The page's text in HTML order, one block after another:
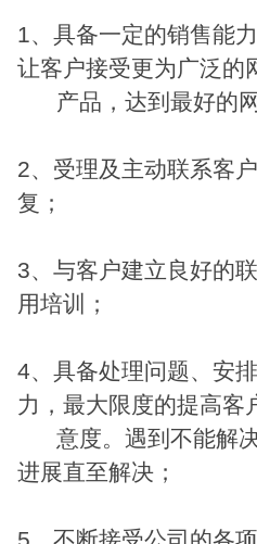
1、具备一定的销售能
让客户接受更为广泛的
产品，达到最好的网
2、受理及主动联系客
复；
3、与客户建立良好的
用培训；
4、具备处理问题、安
力，最大限度的提高客
意度。遇到不能解决
进展直至解决；